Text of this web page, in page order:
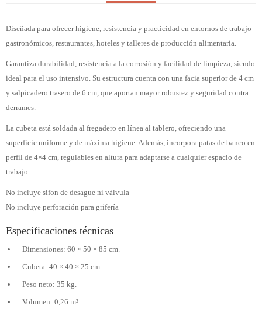
Diseñada para ofrecer higiene, resistencia y practicidad en entornos de trabajo
gastronómicos, restaurantes, hoteles y talleres de producción alimentaria.
Garantiza durabilidad, resistencia a la corrosión y facilidad de limpieza, siendo
ideal para el uso intensivo. Su estructura cuenta con una facia superior de 4 cm
y salpicadero trasero de 6 cm, que aportan mayor robustez y seguridad contra
derrames.
La cubeta está soldada al fregadero en línea al tablero, ofreciendo una
superficie uniforme y de máxima higiene. Además, incorpora patas de banco en
perfil de 4×4 cm, regulables en altura para adaptarse a cualquier espacio de
trabajo.
No incluye sifon de desague ni válvula
No incluye perforación para grifería
Especificaciones técnicas
Dimensiones: 60 × 50 × 85 cm.
Cubeta: 40 × 40 × 25 cm
Peso neto: 35 kg.
Volumen: 0,26 m³.